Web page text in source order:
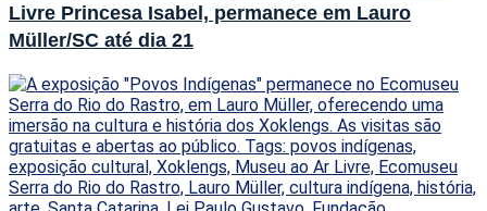
Livre Princesa Isabel, permanece em Lauro
Müller/SC até dia 21